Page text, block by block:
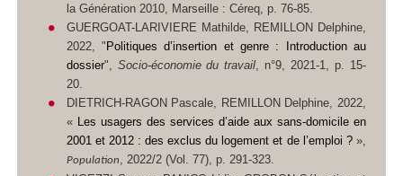
la Génération 2010, Marseille : Céreq, p. 76-85.
GUERGOAT-LARIVIERE Mathilde, REMILLON Delphine,
2022, "Politiques d’insertion et genre : Introduction au
dossier", Socio-économie du travail , n°9, 2021-1, p. 15-
20.
DIETRICH-RAGON Pascale, REMILLON Delphine, 2022,
« Les usagers des services d’aide aux sans-domicile en
2001 et 2012 : des exclus du logement et de l’emploi ?»,
Population
, 2022/2 (Vol. 77), p. 291-323.